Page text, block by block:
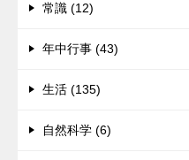
常識 (12)
年中行事 (43)
生活 (135)
自然科学 (6)